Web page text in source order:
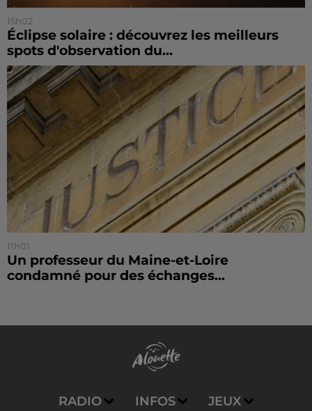
15h02
Éclipse solaire : découvrez les meilleurs
spots d'observation du...
11h01
Un professeur du Maine-et-Loire
condamné pour des échanges...
RADIO INFOS JEUX